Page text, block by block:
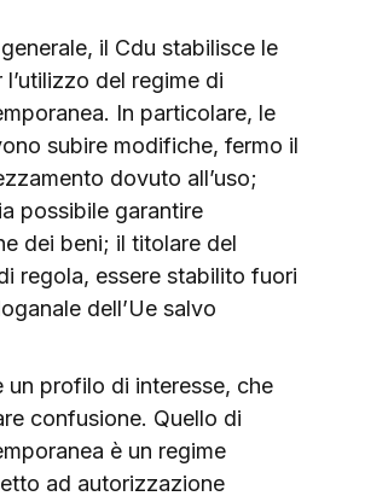
il Cdu stabilisce le
del regime di
In particolare, le
subire modifiche, fermo il
dovuto all’uso;
possibile garantire
dei beni; il titolare del
regola, essere stabilito fuori
dell’Ue salvo
un profilo di interesse, che
confusione. Quello di
è un regime
ad autorizzazione